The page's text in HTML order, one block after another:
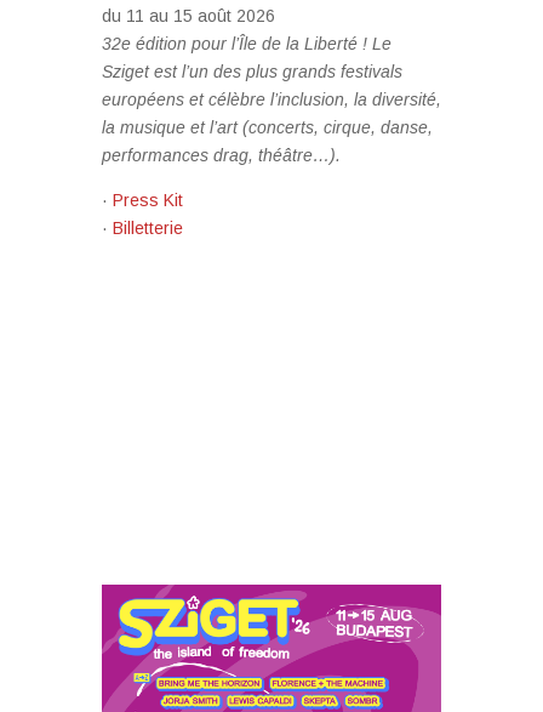
du 11 au 15 août 2026
32e édition pour l’Île de la Liberté ! Le
Sziget est l’un des plus grands festivals
européens et célèbre l’inclusion, la diversité,
la musique et l’art (concerts, cirque, danse,
performances drag, théâtre…).
· Press Kit
· Billetterie